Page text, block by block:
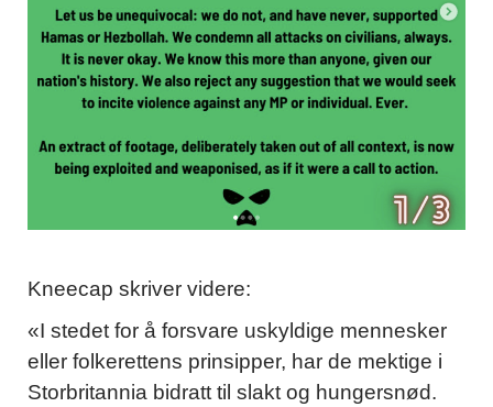
Kneecap skriver videre:
«I stedet for å forsvare uskyldige mennesker
eller folkerettens prinsipper, har de mektige i
Storbritannia bidratt til slakt og hungersnød.